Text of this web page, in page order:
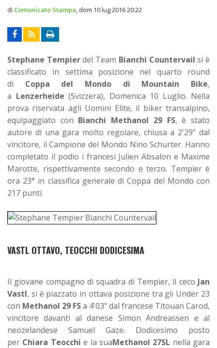
di Comunicato Stampa dom 10 lug 2016 20:22
Stephane Tempierdel Team Bianchi Countervail si è
classificato in settima posizione nel quarto round
di Coppa del Mondo di Mountain Bike,
a Lenzerheide (Svizzera), Domenica 10 Luglio. Nella
prova riservata agli Uomini Elite, il biker transalpino,
equipaggiato con Bianchi Methanol 29 FS, è stato
autore di una gara molto regolare, chiusa a 2'29" dal
vincitore, il Campione del Mondo Nino Schurter. Hanno
completato il podio i francesi Julien Absalon e Maxime
Marotte, rispettivamente secondo e terzo. Tempier è
ora 23° in classifica generale di Coppa del Mondo con
217 punti.
VASTL OTTAVO, TEOCCHI DODICESIMA
Il giovane compagno di squadra di Tempier, il ceco Jan
Vastl, si è piazzato in ottava posizione tra gli Under 23
con Methanol 29 FSa 4'03" dal francese Titouan Carod,
vincitore davanti al danese Simon Andreassen e al
neozelandese Samuel Gaze. Dodicesimo posto
per Chiara Teocchi e la suaMethanol 27SL nella gara